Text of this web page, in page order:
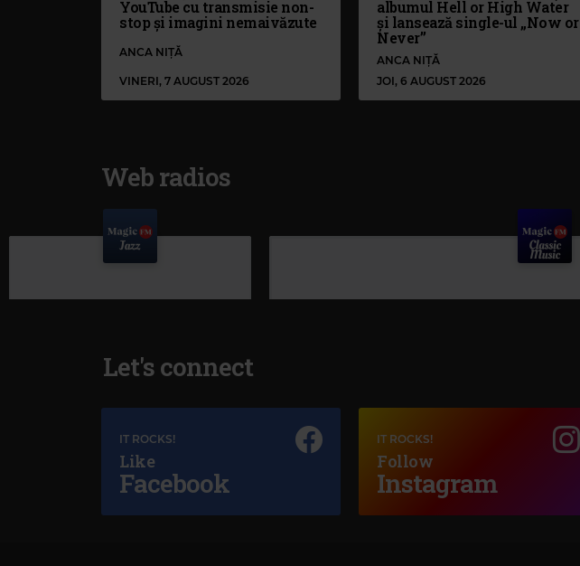
YouTube cu transmisie non-
stop și imagini nemaivăzute
ANCA NIȚĂ
VINERI, 7 AUGUST 2026
albumul Hell or High Water
și lansează single-ul „Now or
Never”
ANCA NIȚĂ
JOI, 6 AUGUST 2026
Web radios
Let's connect
IT ROCKS!
Like
Facebook
IT ROCKS!
Follow
Instagram